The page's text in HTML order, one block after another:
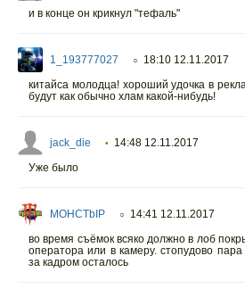
и в конце он крикнул "тефаль"
1_193777027 ○ 18:10 12.11.2017
китайса молодца! хороший удочка в
будут как обычно хлам какой-нибудь!
jack_die • 14:48 12.11.2017
Уже было
MOHCTbIP ○ 14:41 12.11.2017
во время съёмок всяко должно в лоб
оператора или в камеру. стопудово
за кадром осталось